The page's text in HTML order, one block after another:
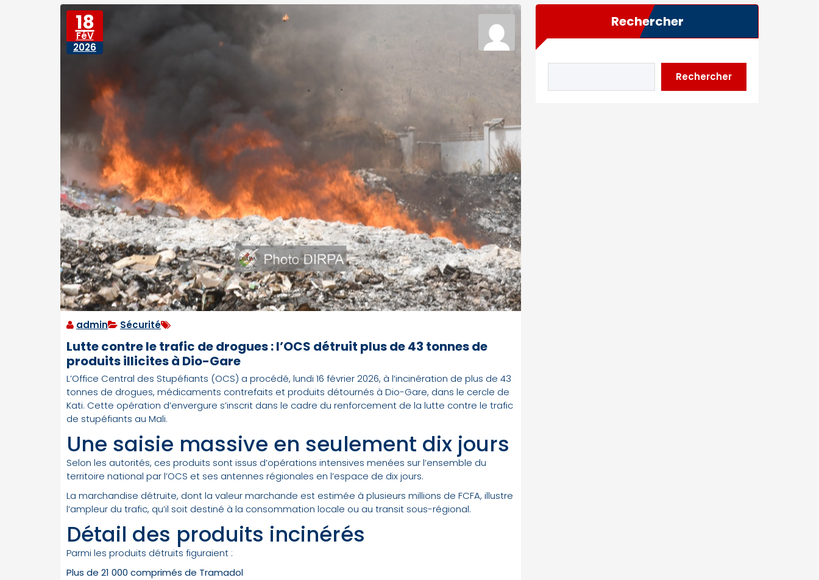
18
FéV
2026
admin Sécurité
Lutte contre le trafic de drogues : l’OCS détruit plus de 43 tonnes de
produits illicites à Dio-Gare
L’Office Central des Stupéfiants (OCS) a procédé, lundi 16 février 2026, à l’incinération de plus de 43
tonnes de drogues, médicaments contrefaits et produits détournés à Dio-Gare, dans le cercle de
Kati. Cette opération d’envergure s’inscrit dans le cadre du renforcement de la lutte contre le trafic
de stupéfiants au Mali.
Une saisie massive en seulement dix jours
Selon les autorités, ces produits sont issus d’opérations intensives menées sur l’ensemble du
territoire national par l’OCS et ses antennes régionales en l’espace de dix jours.
La marchandise détruite, dont la valeur marchande est estimée à plusieurs millions de FCFA, illustre
l’ampleur du trafic, qu’il soit destiné à la consommation locale ou au transit sous-régional.
Détail des produits incinérés
Parmi les produits détruits figuraient :
Plus de 21 000 comprimés de Tramadol
Rechercher
Rechercher